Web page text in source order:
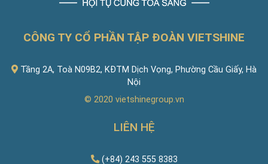
CÔNG TY CỔ PHẦN TẬP ĐOÀN VIETSHINE
Tầng 2A, Toà N09B2, KĐTM Dịch Vọng, Phường Cầu Giấy, Hà
Nội
© 2020 vietshinegroup.vn
LIÊN HỆ
(+84) 243 555 8383